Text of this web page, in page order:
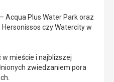
– Acqua Plus Water Park oraz
czy Watercity w
mieście i najbliższej
zwiedzaniem pora